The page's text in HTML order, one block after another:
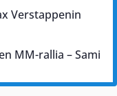
Verstappenin
MM-rallia – Sami